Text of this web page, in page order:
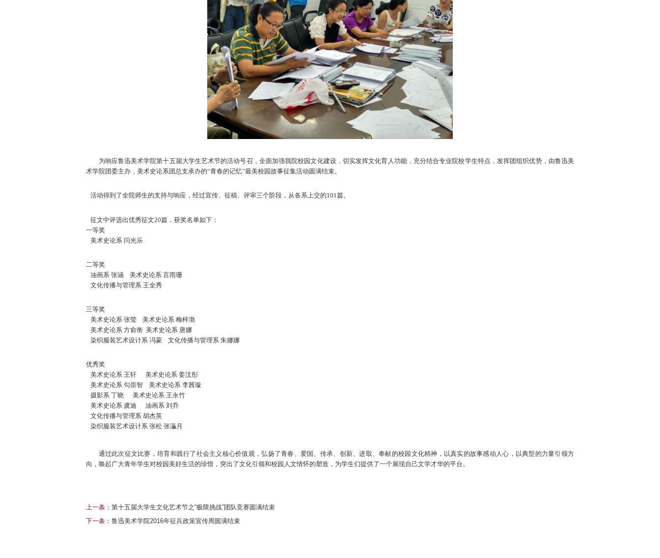
为响应鲁迅美术学院第十五届大学生艺术节的活动号召，全面加强我院校园文化建设，切实发挥文化育人功能，充分结合专业院校学生特点，发挥团组织优势，由鲁迅美
术学院团委主办，美术史论系团总支承办的“青春的记忆”最美校园故事征集活动圆满结束。
活动得到了全院师生的支持与响应，经过宣传、征稿、评审三个阶段，从各系上交的101篇。
征文中评选出优秀征文20篇，获奖名单如下：
一等奖
美术史论系 闫光乐
二等奖
油画系 张涵 美术史论系 言雨珊
文化传播与管理系 王全秀
三等奖
美术史论系 张莹 美术史论系 梅梓渤
美术史论系 方俞衡 美术史论系 唐娜
染织服装艺术设计系 冯蒙 文化传播与管理系 朱娜娜
优秀奖
美术史论系 王轩 美术史论系 姜汶彤
美术史论系 勾崇智 美术史论系 李茜璇
摄影系 丁晓 美术史论系 王永竹
美术史论系 虞迪 油画系 刘乔
文化传播与管理系 胡杰英
染织服装艺术设计系 张松 张灜月
通过此次征文比赛，培育和践行了社会主义核心价值观，弘扬了青春、爱国、传承、创新、进取、奉献的校园文化精神，以真实的故事感动人心，以典型的力量引领方
向，唤起广大青年学生对校园美好生活的珍惜，突出了文化引领和校园人文情怀的塑造，为学生们提供了一个展现自己文学才华的平台。
上一条： 第十五届大学生文化艺术节之“极限挑战”团队竞赛圆满结束
下一条： 鲁迅美术学院2016年征兵政策宣传周圆满结束